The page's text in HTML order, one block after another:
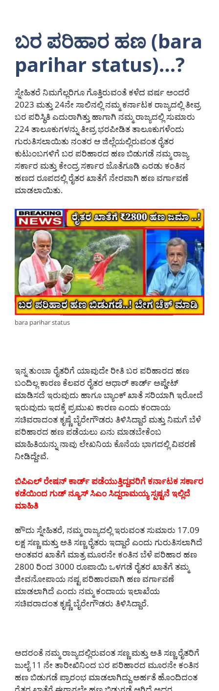
ಬರ ಪರಿಹಾರ ಹಣ (bara
parihar status)…?
ಸ್ನೇಹಿತರೆ ನಿಮಗೆಲ್ಲರಿಗೂ ಗೊತ್ತಿರುವಂತೆ ಕಳೆದ ವರ್ಷ ಅಂದರೆ
2023 ಮತ್ತು 24ನೇ ಸಾಲಿನಲ್ಲಿ ನಮ್ಮ ಕರ್ನಾಟಕ ರಾಜ್ಯದಲ್ಲಿ ತೀವ್ರ
ಬರ ಪರಿಸ್ಥಿತಿ ಎದುರಾಗಿತ್ತು ಹಾಗಾಗಿ ನಮ್ಮ ರಾಜ್ಯದಲ್ಲಿ ಸುಮಾರು
224 ತಾಲೂಕುಗಳನ್ನು ತೀವ್ರ ಭರಪೀಡಿತ ತಾಲೂಕುಗಳೆಂದು
ಗುರುತಿಸಲಾಯಿತು ನಂತರ ಆ ಜಿಲ್ಲೆಯಲ್ಲಿರುವಂತ ರೈತರ
ಕುಟುಂಬಗಳಿಗೆ ಬರ ಪರಿಹಾರದ ಹಣ ಬಿಡುಗಡೆ ನಮ್ಮ ರಾಜ್ಯ
ಸರ್ಕಾರ ಮತ್ತು ಕೇಂದ್ರ ಸರ್ಕಾರ ಜೊತೆಗೂಡಿ ಎರಡು ಕಂತಿನ
ಹಣದ ರೂಪದಲ್ಲಿ ರೈತರ ಖಾತೆಗೆ ನೇರವಾಗಿ ಹಣ ವರ್ಗಾವಣೆ
ಮಾಡಲಾಯಿತು.
bara parihar status
ಇನ್ನ ತುಂಬಾ ರೈತರಿಗೆ ಯಾವುದೇ ರೀತಿ ಬರ ಪರಿಹಾರದ ಹಣ
ಬಂದಿಲ್ಲ ಕಾರಣ ಕೆಲವರ ರೈತರ ಆಧಾರ್ ಕಾರ್ಡ್ ಅಪ್ಡೇಟ್
ಮಾಡಿಸದೆ ಇರುವುದು ಹಾಗೂ ಬ್ಯಾಂಕ್ ಖಾತೆ ಸರಿಯಾಗಿ ಇರೋದೆ
ಇರುವುದು ಇದಕ್ಕೆ ಪ್ರಮುಖ ಕಾರಣ ಎಂದು ಕಂದಾಯ
ಸಚಿವರಾದಂತ ಕೃಷ್ಣೆ ಬೈರೇಗೌಡರು ತಿಳಿಸಿದ್ದಾರೆ ಮತ್ತು ನಿಮಗೆ ಬೆಳೆ
ಪರಿಹಾರದ ಹಣ ಪಡೆಯಲು ಏನು ಮಾಡಬೇಕೆಂಬ
ಮಾಹಿತಿಯನ್ನು ನಾವು ಲೇಖನಿಯ ಕೊನೆಯ ಭಾಗದಲ್ಲಿ ವಿವರಣೆ
ನೀಡಿದ್ದೇವೆ.
ಬಿಪಿಎಲ್ ರೇಷನ್ ಕಾರ್ಡ್ ಪಡೆಯುತ್ತಿದ್ದವರಿಗೆ ಕರ್ನಾಟಕ ಸರ್ಕಾರ
ಕಡೆಯಿಂದ ಗುಡ್ ನ್ಯೂಸ್ ಸಿಎಂ ಸಿದ್ದರಾಮಯ್ಯ ಸ್ಪಷ್ಟನೆ ಇಲ್ಲಿದೆ
ಮಾಹಿತಿ
ಹೌದು ಸ್ನೇಹಿತರೆ, ನಮ್ಮ ರಾಜ್ಯದಲ್ಲಿ ಇರುವಂತ ಸುಮಾರು 17.09
ಲಕ್ಷ ಸಣ್ಣ ಮತ್ತು ಅತಿ ಸಣ್ಣ ರೈತರು ಇದ್ದಾರೆ ಎಂದು ಗುರುತಿಸಲಾಗಿದೆ
ಅಂತವರ ಖಾತೆಗೆ ಮಾತ್ರ ಮೂರನೇ ಕಂತಿನ ಬೆಳೆ ಪರಿಹಾರ ಹಣ
2800 ರಿಂದ 3000 ರೂಪಾಯಿ ಒಳಗಡೆ ರೈತರ ಖಾತೆಗೆ ತಮ್ಮ
ಜೀವನೋಪಾಯ ನಷ್ಟ ಪರಿಹಾರವಾಗಿ ಹಣ ವರ್ಗಾವಣೆ
ಮಾಡಲಾಗಿದೆ ಎಂದು ನಮ್ಮ ಕಂದಾಯ ಇಲಾಖೆಯ
ಸಚಿವರಾದಂತ ಕೃಷ್ಣೆ ಬೈರೇಗೌಡರು ತಿಳಿಸಿದ್ದಾರೆ.
ಅದರಂತೆ ನಮ್ಮ ರಾಜ್ಯದಲ್ಲಿರುವಂತ ಸಣ್ಣ ಮತ್ತು ಅತಿ ಸಣ್ಣ ರೈತರಿಗೆ
ಜುಲೈ 11 ನೇ ತಾರೀಖಿನಿಂದ ಬರ ಪರಿಹಾರದ ಮೂರನೇ ಕಂತಿನ
ಹಣ ಬಿಡುಗಡೆ ಪ್ರಾರಂಭ ಮಾಡಲಾಗಿದ್ದು ಅರ್ಹತೆ ಹೊಂದಿದಂತ